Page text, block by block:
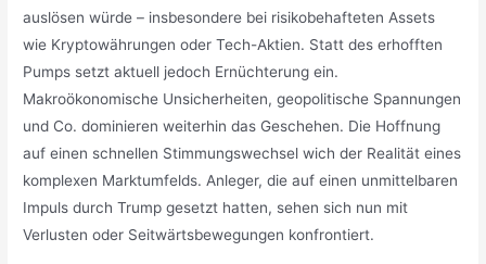
auslösen würde – insbesondere bei risikobehafteten Assets
wie Kryptowährungen oder Tech-Aktien. Statt des erhofften
Pumps setzt aktuell jedoch Ernüchterung ein.
Makroökonomische Unsicherheiten, geopolitische Spannungen
und Co. dominieren weiterhin das Geschehen. Die Hoffnung
auf einen schnellen Stimmungswechsel wich der Realität eines
komplexen Marktumfelds. Anleger, die auf einen unmittelbaren
Impuls durch Trump gesetzt hatten, sehen sich nun mit
Verlusten oder Seitwärtsbewegungen konfrontiert.